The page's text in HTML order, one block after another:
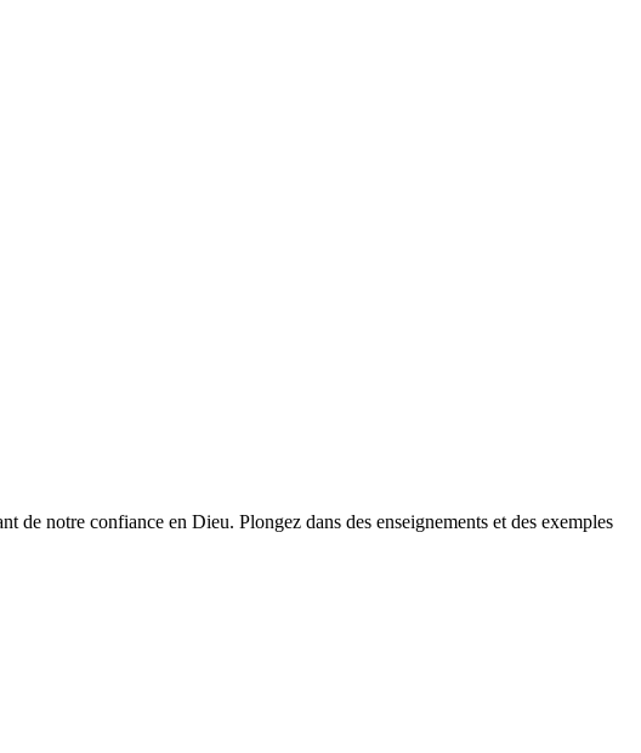
notre confiance en Dieu. Plongez dans des enseignements et des exemples